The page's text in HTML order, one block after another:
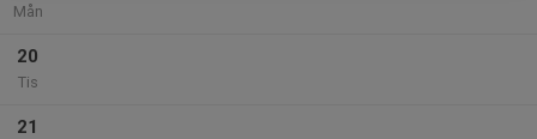
Mån
20
Tis
21